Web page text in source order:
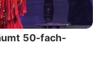
50-fach-